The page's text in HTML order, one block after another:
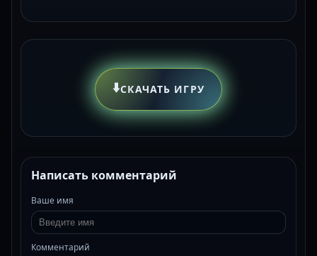
⬇️СКАЧАТЬ ИГРУ
Написать комментарий
Ваше имя
Комментарий